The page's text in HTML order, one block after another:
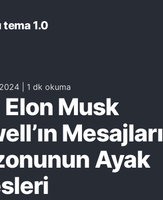
tema 1.0
1 dk okuma
Elon Musk
Mesajları
Ayak